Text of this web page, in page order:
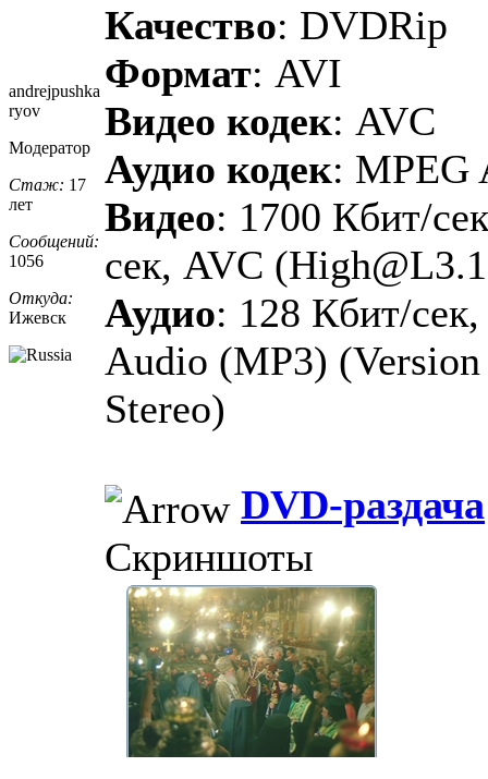
andrejpushka
ryov
Модератор
Стаж: 17
лет
Сообщений:
1056
Откуда:
Ижевск
Качество: DVDRip
Формат: AVI
Видео кодек: AVC
Аудио кодек: MPEG
Видео: 1700 Кбит/
сек, AVC
Аудио: 128 Кбит/
Audio (MP3)
Stereo)
DVD-раздача
Скриншоты